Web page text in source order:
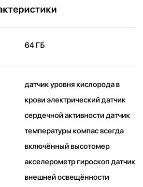
64 ГБ
датчик уровня кислорода в
крови электрический датчик
сердечной активности датчик
температуры компас всегда
включённый высотомер
акселерометр гироскоп датчик
внешней освещённости